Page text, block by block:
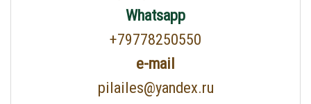
Whatsapp
+79778250550
e-mail
pilailes@yandex.ru